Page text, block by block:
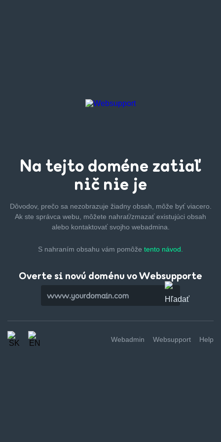
Na tejto doméne zatiaľ
nič nie je
Dôvodov, prečo sa nezobrazuje žiadny obsah, môže byťviacero.
Ak ste správca webu, môžete nahrať/zmazaťexistujúci obsah
alebo kontaktovať svojho webadmina.
S nahraním obsahu vám pomôže tento návod.
Overte si novú doménu vo Websupporte
Webadmin Websupport Help